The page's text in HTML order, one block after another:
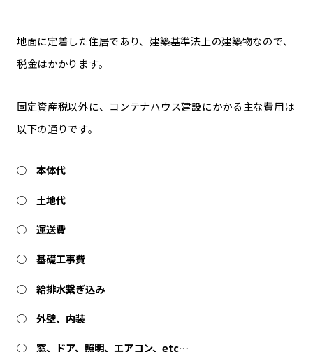
地面に定着した住居であり、建築基準法上の建築物なので、
税金はかかります。
固定資産税以外に、コンテナハウス建設にかかる主な費用は
以下の通りです。
本体代
土地代
運送費
基礎工事費
給排水繋ぎ込み
外壁、内装
窓、ドア、照明、エアコン、etc…